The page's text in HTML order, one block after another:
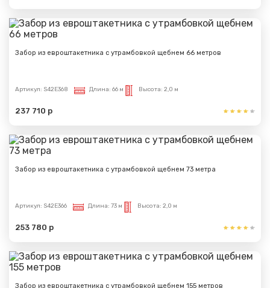
Забор из евроштакетника с утрамбовкой щебнем 66 метров
Артикул: S42E368 Длина: 66 м Высота: 2,0 м
237 710 р
Забор из евроштакетника с утрамбовкой щебнем 73 метра
Артикул: S42E366 Длина: 73 м Высота: 2,0 м
253 780 р
Забор из евроштакетника с утрамбовкой щебнем 155 метров